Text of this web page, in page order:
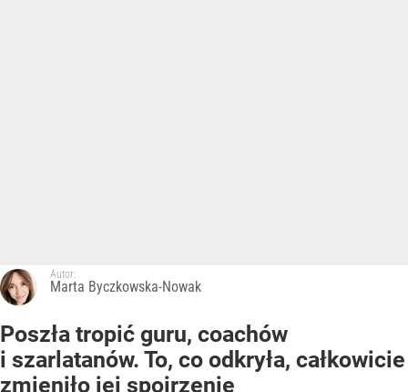
Autor:
Marta Byczkowska-Nowak
Poszła tropić guru, coachów
i szarlatanów. To, co odkryła, całkowicie
zmieniło jej spojrzenie